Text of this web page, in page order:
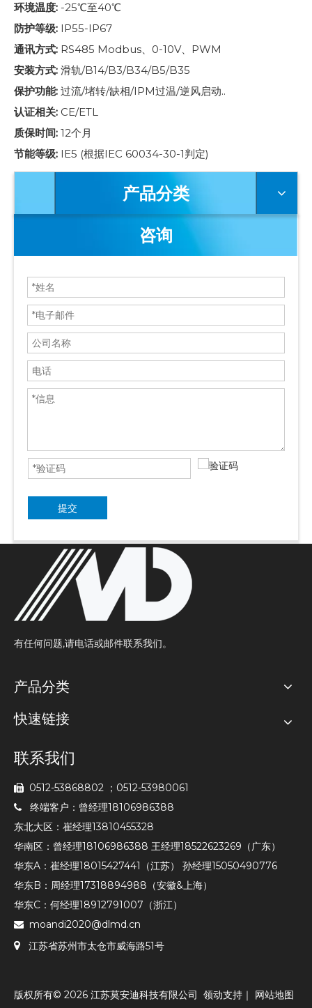
环境温度: -25℃至40℃
防护等级: IP55-IP67
通讯方式: RS485 Modbus、0-10V、PWM
安装方式: 滑轨/B14/B3/B34/B5/B35
保护功能: 过流/堵转/缺相/IPM过温/逆风启动..
认证相关: CE/ETL
质保时间: 12个月
节能等级: IE5 (根据IEC 60034-30-1判定)
产品分类
咨询
提交
有任何问题,请电话或邮件联系我们。
产品分类
快速链接
联系我们
 0512-53868802 ；0512-53980061

终端客户：曾经理18106986388
东北大区：崔经理13810455328
华南区：曾经理18106986388 王经理18522623269（广东）
华东A：崔经理18015427441（江苏） 孙经理15050490776
华东B：周经理17318894988（安徽&上海）
华东C：何经理18912791007（浙江）
 moandi2020@dlmd.cn
 江苏省苏州市太仓市威海路51号
版权所有© 2026 江苏莫安迪科技有限公司 领动支持｜ 网站地图